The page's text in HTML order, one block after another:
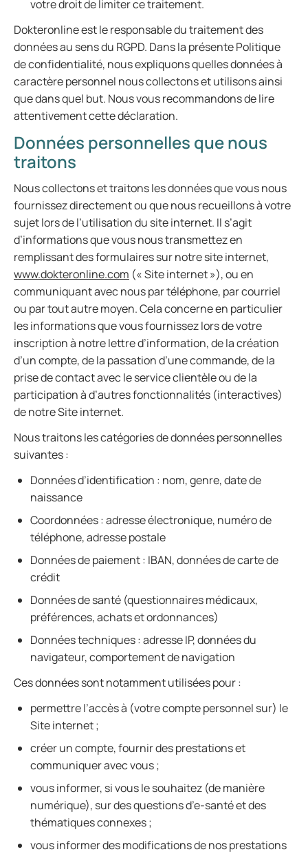
votre droit de limiter ce traitement.
Dokteronline est le responsable du traitement des
données au sens du RGPD. Dans la présente Politique
de confidentialité, nous expliquons quelles données à
caractère personnel nous collectons et utilisons ainsi
que dans quel but. Nous vous recommandons de lire
attentivement cette déclaration.
Données personnelles que nous
traitons
Nous collectons et traitons les données que vous nous
fournissez directement ou que nous recueillons à votre
sujet lors de l’utilisation du site internet. Il s’agit
d’informations que vous nous transmettez en
remplissant des formulaires sur notre site internet,
www.dokteronline.com (« Site internet »), ou en
communiquant avec nous par téléphone, par courriel
ou par tout autre moyen. Cela concerne en particulier
les informations que vous fournissez lors de votre
inscription à notre lettre d’information, de la création
d’un compte, de la passation d’une commande, de la
prise de contact avec le service clientèle ou de la
participation à d’autres fonctionnalités (interactives)
de notre Site internet.
Nous traitons les catégories de données personnelles
suivantes :
Données d’identification : nom, genre, date de
naissance
Coordonnées : adresse électronique, numéro de
téléphone, adresse postale
Données de paiement : IBAN, données de carte de
crédit
Données de santé (questionnaires médicaux,
préférences, achats et ordonnances)
Données techniques : adresse IP, données du
navigateur, comportement de navigation
Ces données sont notamment utilisées pour :
permettre l’accès à (votre compte personnel sur) le
Site internet ;
créer un compte, fournir des prestations et
communiquer avec vous ;
vous informer, si vous le souhaitez (de manière
numérique), sur des questions d’e-santé et des
thématiques connexes ;
vous informer des modifications de nos prestations